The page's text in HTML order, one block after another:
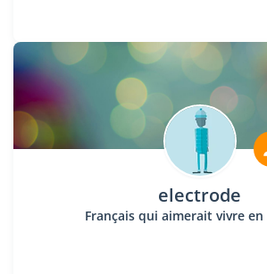
electrode
Français qui aimerait vivre